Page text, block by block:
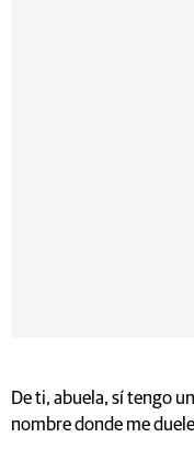
De ti, abuela, sí tengo
nombre donde me